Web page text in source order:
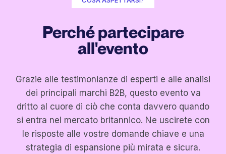
Perché partecipare
all'evento
Grazie alle testimonianze di esperti e alle analisi
dei principali marchi B2B, questo evento va
dritto al cuore di ciò che conta davvero quando
si entra nel mercato britannico. Ne uscirete con
le risposte alle vostre domande chiave e una
strategia di espansione più mirata e sicura.